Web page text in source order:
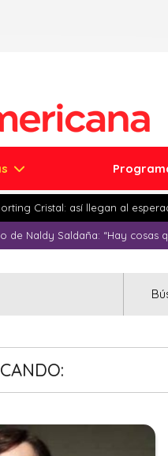
Cristal: así llegan al
de Naldy Saldaña: “Hay cosas